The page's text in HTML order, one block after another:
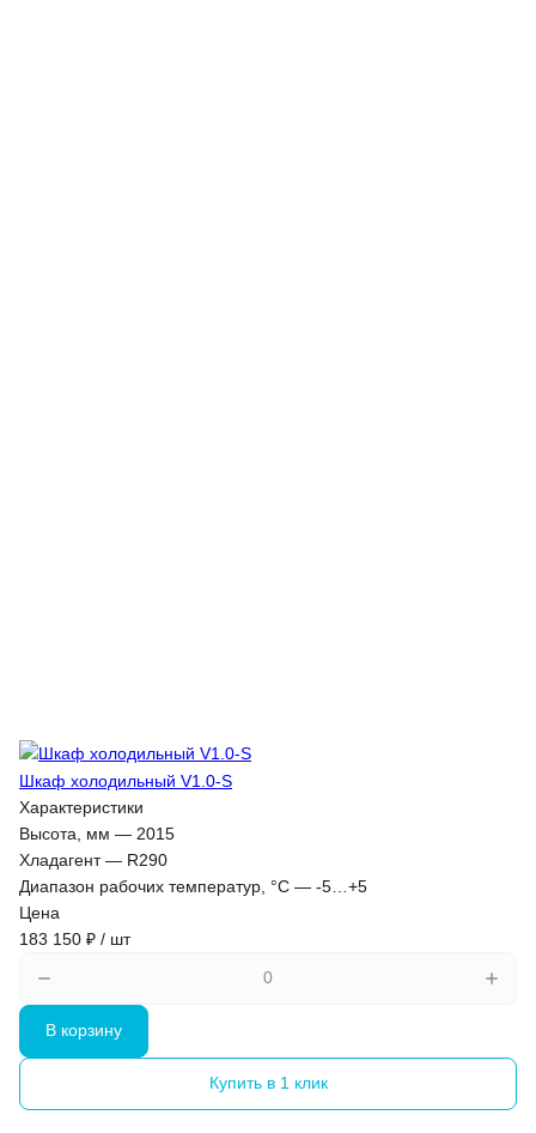
Шкаф холодильный V1.0-S
Характеристики
Высота, мм — 2015
Хладагент— R290
Диапазон рабочих температур, °C — -5…+5
Цена
183 150 ₽ / шт
В корзину
Купить в 1 клик